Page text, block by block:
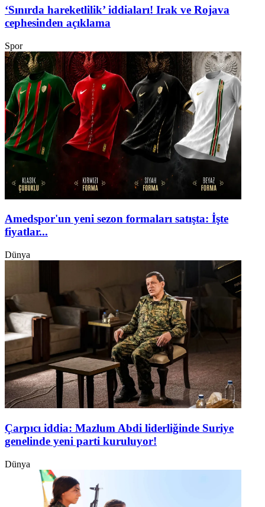
‘Sınırda hareketlilik’ iddiaları! Irak ve Rojava
cephesinden açıklama
Spor
Amedspor'un yeni sezon formaları satışta: İşte
fiyatlar...
Dünya
Çarpıcı iddia: Mazlum Abdi liderliğinde Suriye
genelinde yeni parti kuruluyor!
Dünya